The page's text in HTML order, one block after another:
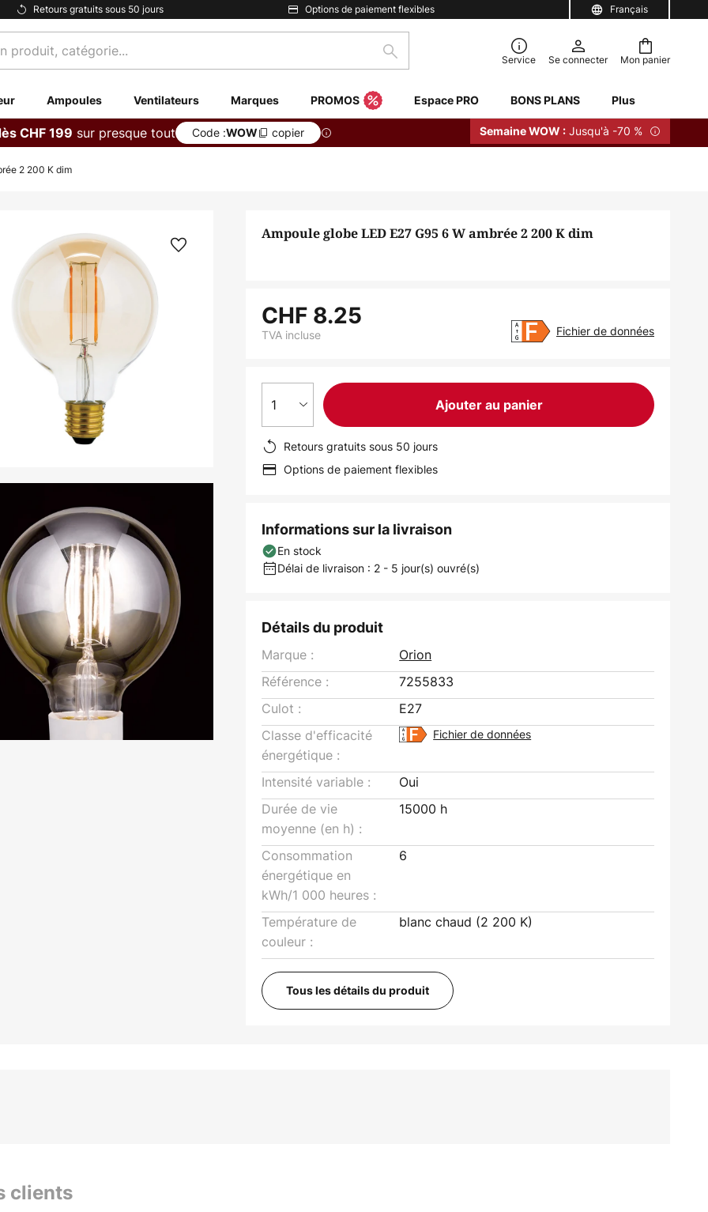
Français
Retours gratuits sous 50 jours Options de paiement flexibles
Mon panier
Rechercher Service Se connecter
Ampoules Ventilateurs Marques PROMOS Espace PRO BONS PLANS Plus
CHF 199 sur presque tout Code :WOW copier Semaine WOW : Jusqu'à -70 %
2 200 K dim
Ampoule globe LED E27 G95 6 W ambrée 2 200 K dim
CHF 8.25
TVA incluse Fichier de données
1 Ajouter au panier
Retours gratuits sous 50 jours
Options de paiement flexibles
Informations sur la livraison
En stock
Délai de livraison : 2 - 5 jour(s) ouvré(s)
Détails du produit
Marque :
Orion
Référence :
7255833
Culot :
E27
Classe d'efficacité
énergétique :
Fichier de données
Intensité variable :
Oui
Durée de vie
moyenne (en h) :
15000 h
Consommation
énergétique en
kWh/1 000 heures :
6
Température de
couleur :
blanc chaud (2 200 K)
Tous les détails du produit
clients